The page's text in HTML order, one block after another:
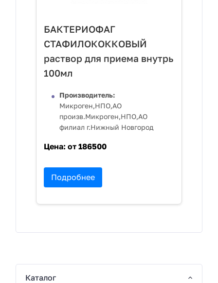
БАКТЕРИОФАГ
СТАФИЛОКОККОВЫЙ
раствор для приема внутрь
100мл
Производитель:
Микроген,НПО,АО
произв.Микроген,НПО,АО
филиал г.Нижный Новгород
Цена: от 186500
Подробнее
Каталог